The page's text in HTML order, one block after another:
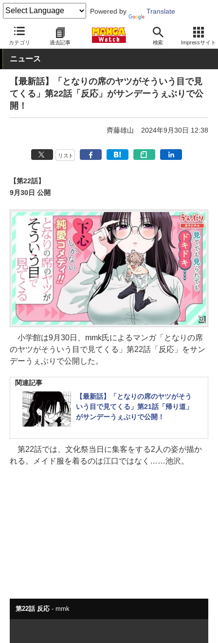
Powered by Translate
カテゴリ 過去記事 検索 Impressサイト
MANGA Watch Web/アプリ サンデーうぇぶり
ニュース
【最新話】「となりの席のヤツがそういう目で見
てくる」第22話「反応」がサンデーうぇぶりで公
開！
齊藤雄山 2024年9月30日 12:38
リスト
【第22話】
9月30日 公開
小学館は9月30日、mmk氏によるマンガ「となりの席
のヤツがそういう目で見てくる」第22話「反応」をサン
デーうぇぶりで公開した。
関連記事
【最新話】「となりの席のヤツがそう
いう目で見てくる」第21話「帰り道」
がサンデーうぇぶりで公開！
第22話では、文化祭当日に集客をする2人の姿が描か
れる。メイド服を着るのは江口ではなく……池沢。